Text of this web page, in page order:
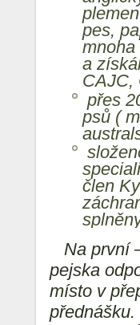
pes,
a
CAJC,
přes
psů (
člen
Na první
pejska
místo v
přednášku.